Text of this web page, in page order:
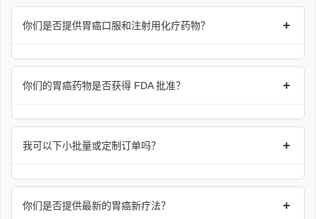
你们是否提供胃癌口服和注射用化疗药物？ +
你们的胃癌药物是否获得 FDA 批准？ +
我可以下小批量或定制订单吗？ +
你们是否提供最新的胃癌新疗法？ +